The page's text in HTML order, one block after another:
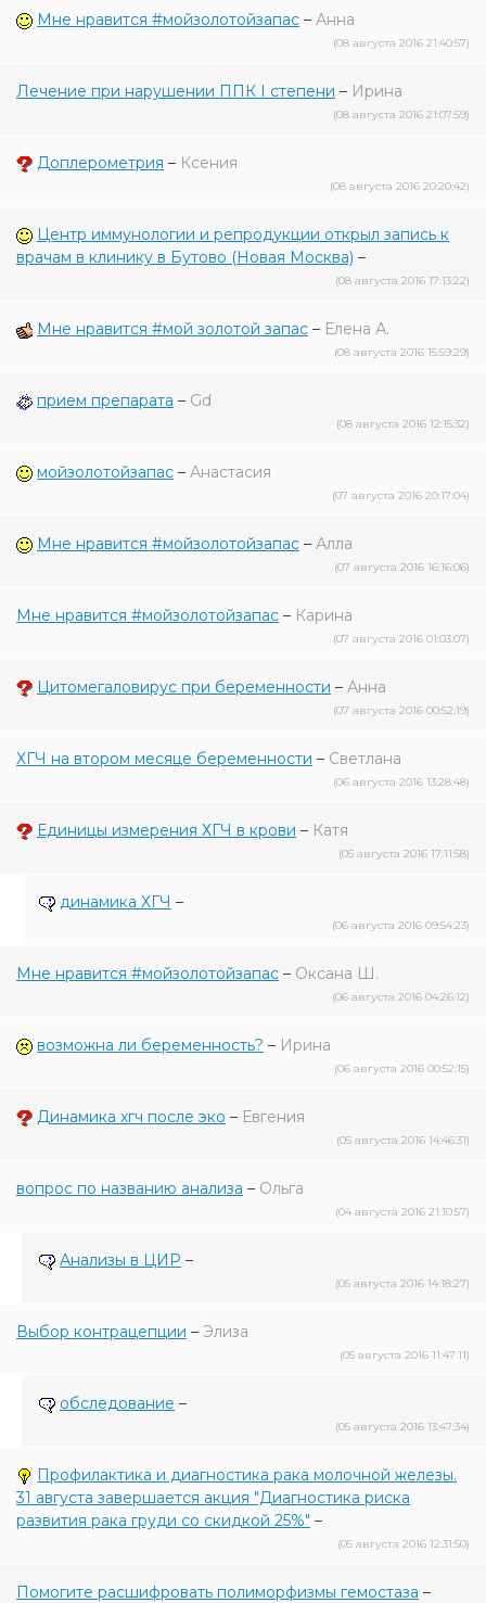
Мне нравится #мойзолотойзапас – Анна
(08 августа 2016 21:40:57)
Лечение при нарушении ППК I степени – Ирина
(08 августа 2016 21:07:59)
Доплерометрия – Ксения
(08 августа 2016 20:20:42)
Центр иммунологии и репродукции открыл запись к
врачам в клинику в Бутово (Новая Москва) –
(08 августа 2016 17:13:22)
Мне нравится #мой золотой запас – Елена А.
(08 августа 2016 15:59:29)
прием препарата – Gd
(08 августа 2016 12:15:32)
мойзолотойзапас – Анастасия
(07 августа 2016 20:17:04)
Мне нравится #мойзолотойзапас – Алла
(07 августа 2016 16:16:06)
Мне нравится #мойзолотойзапас – Карина
(07 августа 2016 01:03:07)
Цитомегаловирус при беременности – Анна
(07 августа 2016 00:52:19)
ХГЧ на втором месяце беременности – Светлана
(06 августа 2016 13:28:48)
Единицы измерения ХГЧ в крови – Катя
(05 августа 2016 17:11:58)
динамика ХГЧ –
(06 августа 2016 09:54:23)
Мне нравится #мойзолотойзапас – Оксана Ш.
(06 августа 2016 04:26:12)
возможна ли беременность? – Ирина
(06 августа 2016 00:52:15)
Динамика хгч после эко – Евгения
(05 августа 2016 14:46:31)
вопрос по названию анализа – Ольга
(04 августа 2016 21:10:57)
Анализы в ЦИР –
(05 августа 2016 14:18:27)
Выбор контрацепции – Элиза
(05 августа 2016 11:47:11)
обследование –
(05 августа 2016 13:47:34)
Профилактика и диагностика рака молочной железы.
31 августа завершается акция "Диагностика риска
развития рака груди со скидкой 25%" –
(05 августа 2016 12:31:50)
Помогите расшифровать полиморфизмы гемостаза –